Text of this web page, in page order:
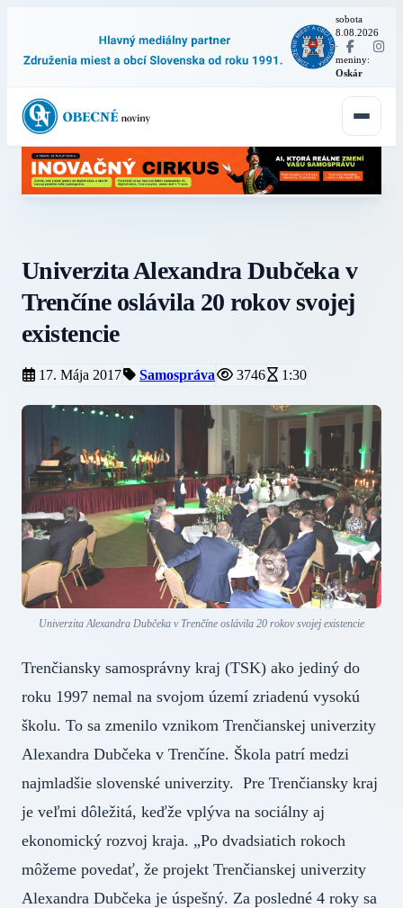
sobota
8.08.2026
·
meniny:
Oskár
Univerzita Alexandra Dubčeka v
Trenčíne oslávila 20 rokov svojej
existencie
17. Mája 2017 Samospráva 3746 1:30
Univerzita Alexandra Dubčeka v Trenčíne oslávila 20 rokov svojej existencie
Trenčiansky samosprávny kraj (TSK) ako jediný do
roku 1997 nemal na svojom území zriadenú vysokú
školu. To sa zmenilo vznikom Trenčianskej univerzity
Alexandra Dubčeka v Trenčíne. Škola patrí medzi
najmladšie slovenské univerzity. Pre Trenčiansky kraj
je veľmi dôležitá, keďže vplýva na sociálny aj
ekonomický rozvoj kraja. „Po dvadsiatich rokoch
môžeme povedať, že projekt Trenčianskej univerzity
Alexandra Dubčeka je úspešný. Za posledné 4 roky sa